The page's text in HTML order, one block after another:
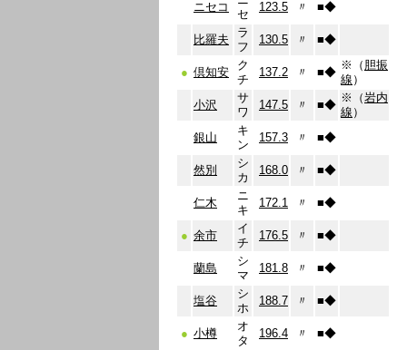
ニセコ
セ
123.5 〃 ■◆
比羅夫
ラ
フ
130.5 〃 ■◆
● 倶知安
ク
チ
137.2 〃 ■◆
※（ 胆振
線 ）
小沢
サ
ワ
147.5 〃 ■◆
※（岩内
線 ）
銀山
キ
ン
157.3 〃 ■◆
然別
シ
カ
168.0 〃 ■◆
仁木
ニ
キ
172.1 〃 ■◆
● 余市
イ
チ
176.5 〃 ■◆
蘭島
シ
マ
181.8 〃 ■◆
塩谷
シ
ホ
188.7 〃 ■◆
● 小樽
オ
タ
196.4 〃 ■◆